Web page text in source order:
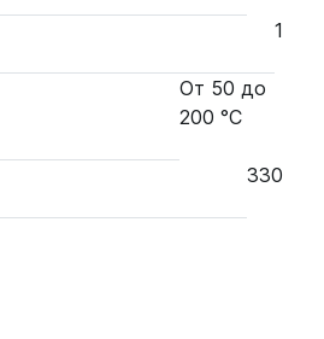
1
От 50 до
200 °С
330